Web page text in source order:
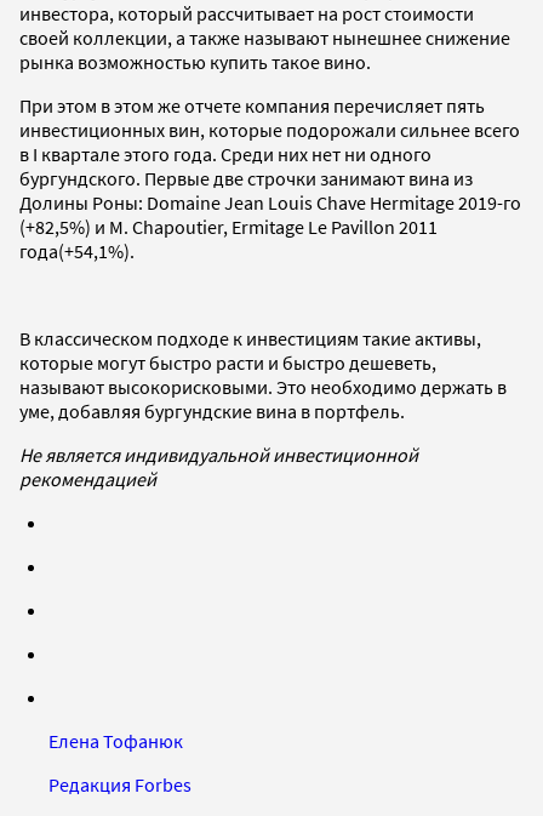
инвестора, который рассчитывает на рост стоимости
своей коллекции, а также называют нынешнее снижение
рынка возможностью купить такое вино.
При этом в этом же отчете компания перечисляет пять
инвестиционных вин, которые подорожали сильнее всего
в I квартале этого года. Среди них нет ни одного
бургундского. Первые две строчки занимают вина из
Долины Роны: Domaine Jean Louis Chave Hermitage 2019-го
(+82,5%) и M. Chapoutier, Ermitage Le Pavillon 2011
года(+54,1%).
В классическом подходе к инвестициям такие активы,
которые могут быстро расти и быстро дешеветь,
называют высокорисковыми. Это необходимо держать в
уме, добавляя бургундские вина в портфель.
Не является индивидуальной инвестиционной
рекомендацией
Елена Тофанюк
Редакция Forbes